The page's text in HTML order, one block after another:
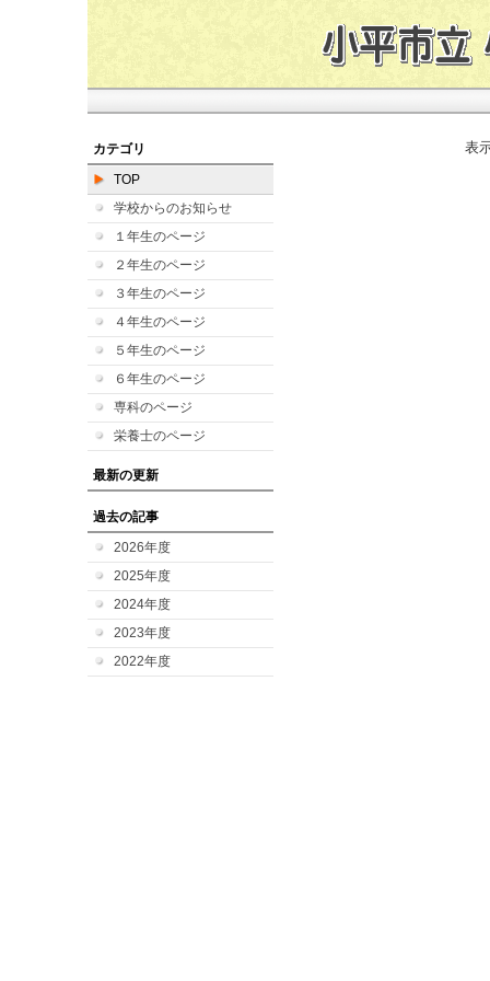
カテゴリ
TOP
学校からのお知らせ
１年生のページ
２年生のページ
３年生のページ
４年生のページ
５年生のページ
６年生のページ
専科のページ
栄養士のページ
最新の更新
過去の記事
2026年度
2025年度
2024年度
2023年度
2022年度
表